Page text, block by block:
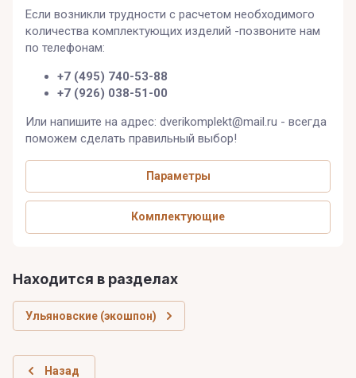
Если возникли трудности с расчетом необходимого
количества комплектующих изделий -позвоните нам
по телефонам:
+7 (495) 740-53-88
+7 (926) 038-51-00
Или напишите на адрес: dverikomplekt@mail.ru - всегда
поможем сделать правильный выбор!
Параметры
Комплектующие
Находится в разделах
Ульяновские (экошпон)
Назад